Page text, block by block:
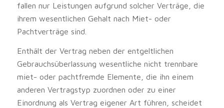
fallen nur Leistungen aufgrund solcher Verträge, die
ihrem wesentlichen Gehalt nach Miet- oder
Pachtverträge sind.
Enthält der Vertrag neben der entgeltlichen
Gebrauchsüberlassung wesentliche nicht trennbare
miet- oder pachtfremde Elemente, die ihn einem
anderen Vertragstyp zuordnen oder zu einer
Einordnung als Vertrag eigener Art führen, scheidet